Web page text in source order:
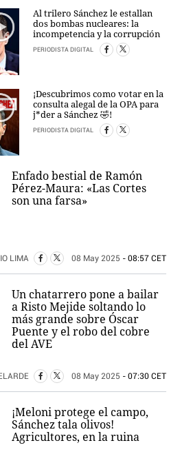
Al trilero Sánchez le estallan
dos bombas nucleares: la
incompetencia y la corrupción
PERIODISTA DIGITAL
¡Descubrimos como votar en la
consulta alegal de la OPA para
j*der a Sánchez 🤣!
PERIODISTA DIGITAL
Enfado bestial de Ramón
Pérez-Maura: «Las Cortes
son una farsa»
LIMA 08 May 2025 - 08:57 CET
Un chatarrero pone a bailar
a Risto Mejide soltando lo
más grande sobre Óscar
Puente y el robo del cobre
del AVE
08 May 2025 - 07:30 CET
¡Meloni protege el campo,
Sánchez tala olivos!
Agricultores, en la ruina